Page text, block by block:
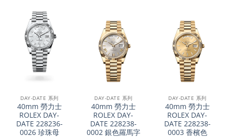
DAY-DATE 系列
40mm 勞力士
ROLEX DAY-
DATE 228236-
0026 珍珠母
DAY-DATE 系列
40mm 勞力士
ROLEX DAY-
DATE 228238-
0002 銀色羅馬字
DAY-DATE 系列
40mm 勞力士
ROLEX DAY-
DATE 228238-
0003 香檳色